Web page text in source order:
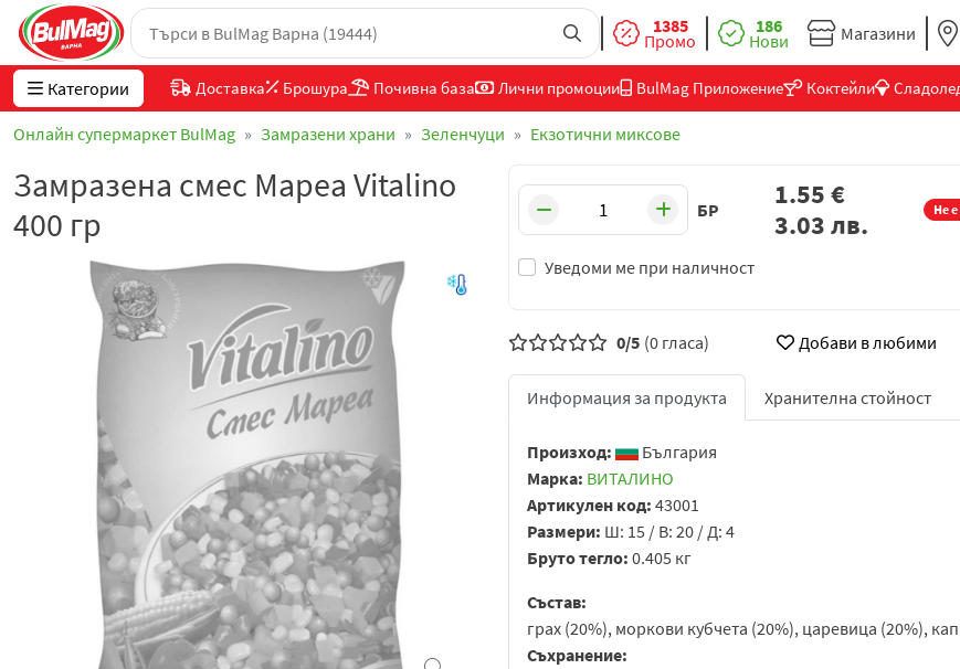
1385
Промо
186
Нови Магазини
Категории Доставка Брошура Почивна база Лични промоции BulMag Приложение Коктейли
Онлайн супермаркет BulMag Замразени храни Зеленчуци Екзотични миксове
Замразена смес Мареа Vitalino
400 гр
БР Не
Уведоми ме при наличност
1.55€
3.03лв.
0/5 (0 гласа) Добави в любими
Информация за продукта Хранителна стойност
Произход:
България
Марка: ВИТАЛИНО
Артикулен код: 43001
Размери: Ш: 15 / В: 20 / Д: 4
Бруто тегло: 0.405 кг
Състав:
грах (20%), моркови кубчета (20%), царевица (20%),
Съхранение: